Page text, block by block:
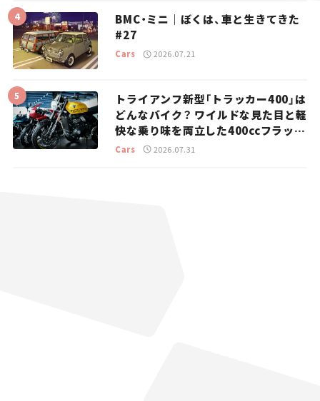
BMC・ミニ｜ぼくは、車と生きてきた
#27
Cars 2026.07.21
トライアンフ新型「トラッカー400」は
どんなバイク？ ワイルドな見た目と軽
快な乗り味を両立した400ccフラット
トラッカー【試乗レビュー】
Cars 2026.07.31